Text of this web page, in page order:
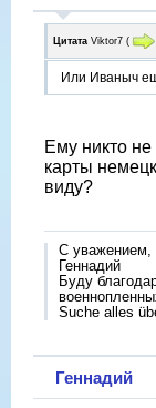
Цитата Viktor7 (
Или Иваныч
Ему никто
карты
виду?
С уважением,
Геннадий
Буду
Suche alles
Геннадий